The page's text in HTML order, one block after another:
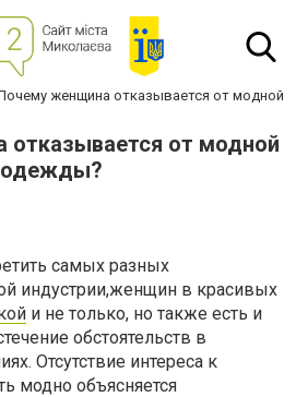
женщина отказывается от модной
от модной
одежды?
самых разных
индустрии,женщин в красивых
и не только, но также есть и
обстоятельств в
Отсутствие интереса к
модно объясняется